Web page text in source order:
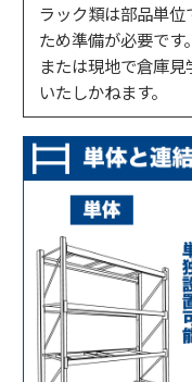
ラック類は部品単
ため準備が必要です
または現地で倉庫
いたしかねます。